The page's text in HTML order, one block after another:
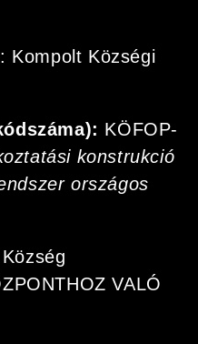
: Kompolt Községi
KÖFOP-
konstrukció
országos
VALÓ